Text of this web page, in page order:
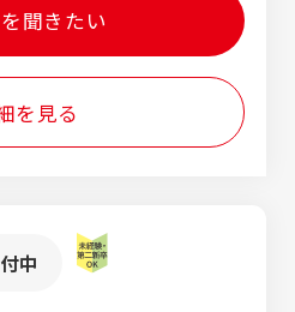
聞きたい
を見る
中